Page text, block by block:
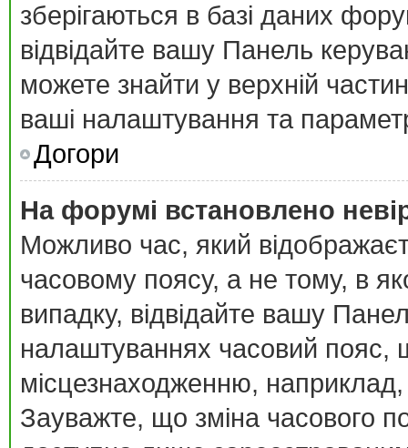
зберігаються в базі даних
відвідайте вашу Панель
можете знайти у верхній
ваші налаштування та
Догори
На форумі встановлено
Можливо час, який
часовому поясу, а не тому, в
випадку, відвідайте вашу
налаштуваннях часовий пояс,
місцезнаходженню,
Зауважте, що зміна часового